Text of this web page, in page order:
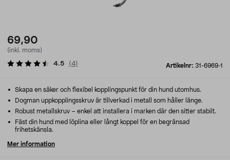
69,90
(inkl. moms)
Artikelnr: 31-6969-1
4.5 (4)
Skapa en säker och flexibel kopplingspunkt för din hund utomhus.
Dogman uppkopplingsskruv är tillverkad i metall som håller länge.
Robust metallskruv – enkel att installera i marken där den sitter stabilt.
Fäst din hund med löplina eller långt koppel för en begränsad
frihetskänsla.
Mer information